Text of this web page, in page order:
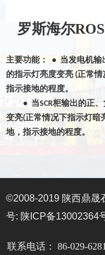
罗斯海尔
主要功能： ● 当发电机输
的指示灯亮度变亮 (正常情
指示接地的程度。
● 当SCR柜输出的正
变亮(正常情况下指示灯暗
地，指示接地的程度。
©2008-2019 陕西鼎晟
号: 陕 ICP备13002364
联系电话： 86-029-